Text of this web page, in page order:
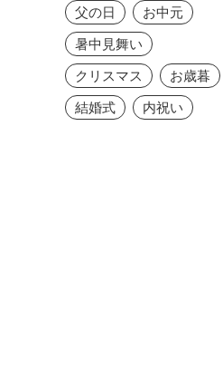
父の日
お中元
暑中見舞い
クリスマス
お歳暮
結婚式
内祝い